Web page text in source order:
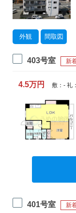
外観 間取図
403号室 新
4.5万円 敷：- 礼
401号室 新